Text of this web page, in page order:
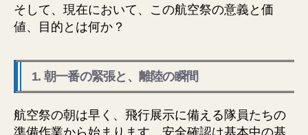
そして、現在において、この航空祭の意義と価
値、目的とは何か？
1. 朝一番の緊張と、離陸の瞬間
航空祭の朝は早く、飛行展示に備える隊員たちの
準備作業から始まります。安全確認は基本中の基